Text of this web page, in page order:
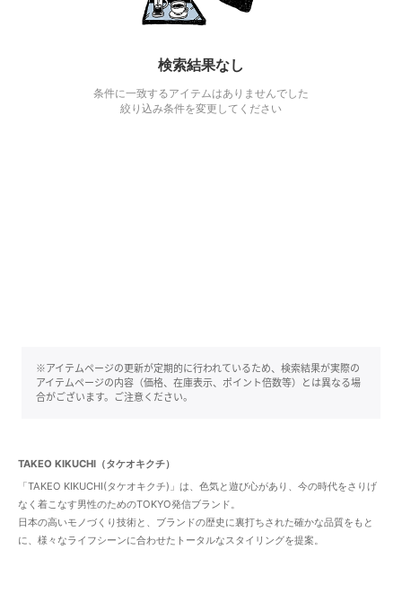
検索結果なし
条件に一致するアイテムはありませんでした
絞り込み条件を変更してください
※アイテムページの更新が定期的に行われているため、検索結果が実際の
アイテムページの内容（価格、在庫表示、ポイント倍数等）とは異なる場
合がございます。ご注意ください。
TAKEO KIKUCHI（タケオキクチ）
「TAKEO KIKUCHI(タケオキクチ)」は、色気と遊び心があり、今の時代をさりげ
なく着こなす男性のためのTOKYO発信ブランド。
日本の高いモノづくり技術と、ブランドの歴史に裏打ちされた確かな品質をもと
に、様々なライフシーンに合わせたトータルなスタイリングを提案。